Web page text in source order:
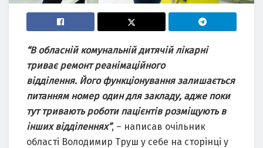
“В обласній комунальній дитячій лікарні
триває ремонт реанімаційного
відділення. Його функціонування залишається
питанням номер один для закладу, адже поки
тут тривають роботи пацієнтів розміщують в
інших відділеннях”, – написав очільник
області Володимир Труш у себе на сторінці у